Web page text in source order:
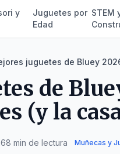
y
Juguetes por
Edad
STEM
juguetes de Bluey
de
(y la
8 min de lectura Muñecas y